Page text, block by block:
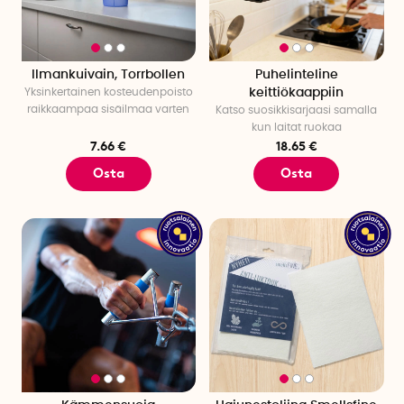
Ilmankuivain, Torrbollen
Yksinkertainen kosteudenpoisto
raikkaampaa sisäilmaa varten
7.66 €
Osta
Puhelinteline
keittiökaappiin
Katso suosikkisarjaasi samalla
kun laitat ruokaa
18.65 €
Osta